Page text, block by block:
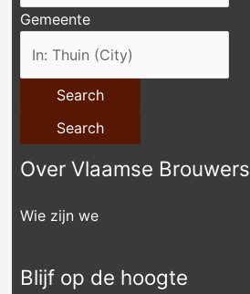
Gemeente
Search
Search
Over Vlaamse Brouwers
Wie zijn we
Blijf op de hoogte